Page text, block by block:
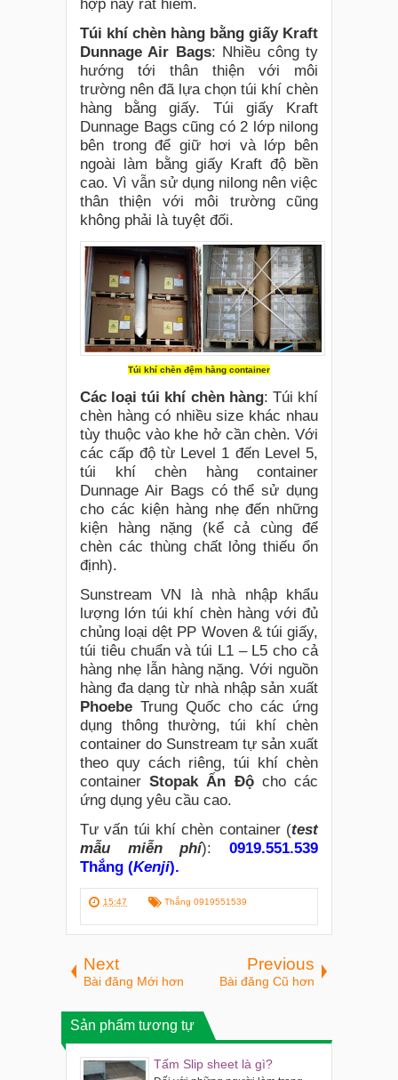
hợp này rất hiếm.
Túi khí chèn hàng bằng giấy Kraft
Dunnage Air Bags: Nhiều công ty
hướng tới thân thiện với môi
trường nên đã lựa chọn túi khí chèn
hàng bằng giấy. Túi giấy Kraft
Dunnage Bags cũng có 2 lớp nilong
bên trong để giữ hơi và lớp bên
ngoài làm bằng giấy Kraft độ bền
cao. Vì vẫn sử dụng nilong nên việc
thân thiện với môi trường cũng
không phải là tuyệt đối.
Túi khí chèn đệm hàng container
Các loại túi khí chèn hàng: Túi khí
chèn hàng có nhiều size khác nhau
tùy thuộc vào khe hở cần chèn. Với
các cấp độ từ Level 1 đến Level 5,
túi khí chèn hàng container
Dunnage Air Bags có thể sử dụng
cho các kiện hàng nhẹ đến những
kiện hàng nặng (kể cả cùng để
chèn các thùng chất lỏng thiếu ổn
định).
Sunstream VN là nhà nhập khẩu
lượng lớn túi khí chèn hàng với đủ
chủng loại dệt PP Woven & túi giấy,
túi tiêu chuẩn và túi L1 – L5 cho cả
hàng nhẹ lẫn hàng nặng. Với nguồn
hàng đa dạng từ nhà nhập sản xuất
Phoebe Trung Quốc cho các ứng
dụng thông thường, túi khí chèn
container do Sunstream tự sản xuất
theo quy cách riêng, túi khí chèn
containerStopak Ấn Độcho các
ứng dụng yêu cầu cao.
Tư vấn túi khí chèn container (test
mẫu miễn phí):0919.551.539
Thắng (Kenji).
15:47 Thắng 0919551539
Next
Bài đăng Mới hơn
Previous
Bài đăng Cũ hơn
Sản phẩm tương tự
Tấm Slip sheet là gì?